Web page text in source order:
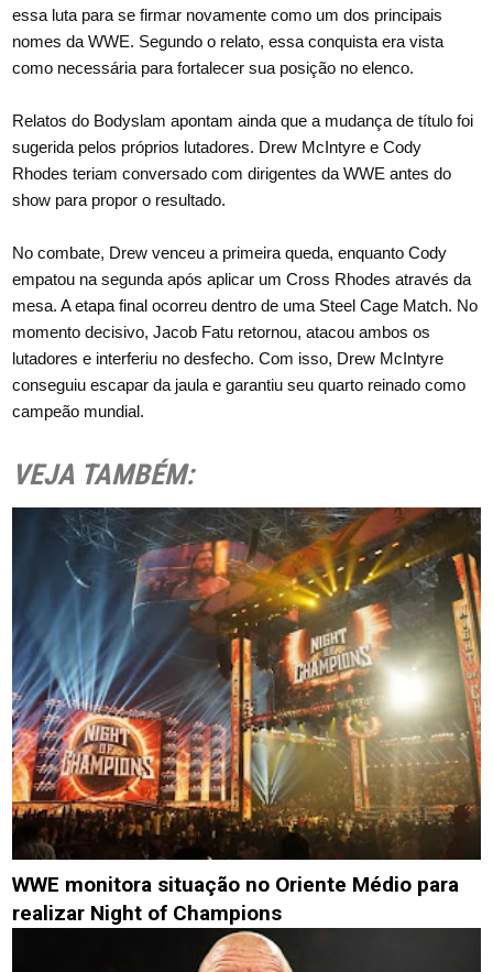
essa luta para se firmar novamente como um dos principais
nomes da WWE. Segundo o relato, essa conquista era vista
como necessária para fortalecer sua posição no elenco.
Relatos do Bodyslam apontam ainda que a mudança de título foi
sugerida pelos próprios lutadores. Drew McIntyre e Cody
Rhodes teriam conversado com dirigentes da WWE antes do
show para propor o resultado.
No combate, Drew venceu a primeira queda, enquanto Cody
empatou na segunda após aplicar um Cross Rhodes através da
mesa. A etapa final ocorreu dentro de uma Steel Cage Match. No
momento decisivo, Jacob Fatu retornou, atacou ambos os
lutadores e interferiu no desfecho. Com isso, Drew McIntyre
conseguiu escapar da jaula e garantiu seu quarto reinado como
campeão mundial.
VEJA TAMBÉM:
WWE monitora situação no Oriente Médio para
realizar Night of Champions